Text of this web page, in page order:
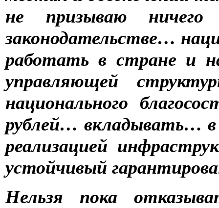
не призываю
законодательстве…
работать в стране и
управляющей
национального
рублей… вкладывать… в
реализацией
устойчивый
Нельзя пока